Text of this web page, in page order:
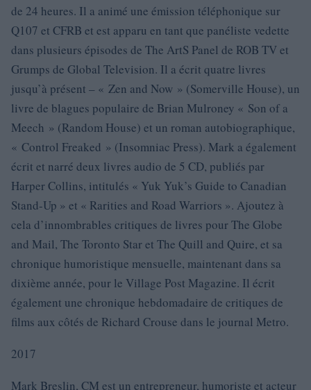
de 24 heures. Il a animé une émission téléphonique sur
Q107 et CFRB et est apparu en tant que panéliste vedette
dans plusieurs épisodes de The ArtS Panel de ROB TV et
Grumps de Global Television. Il a écrit quatre livres
jusqu’à présent – « Zen and Now » (Somerville House), un
livre de blagues populaire de Brian Mulroney « Son of a
Meech » (Random House) et un roman autobiographique,
« Control Freaked » (Insomniac Press). Mark a également
écrit et narré deux livres audio de 5 CD, publiés par
Harper Collins, intitulés « Yuk Yuk’s Guide to Canadian
Stand-Up » et « Rarities and Road Warriors ». Ajoutez à
cela d’innombrables critiques de livres pour The Globe
and Mail, The Toronto Star et The Quill and Quire, et sa
chronique humoristique mensuelle, maintenant dans sa
dixième année, pour le Village Post Magazine. Il écrit
également une chronique hebdomadaire de critiques de
films aux côtés de Richard Crouse dans le journal Metro.
2017
Mark Breslin, CM est un entrepreneur, humoriste et acteur